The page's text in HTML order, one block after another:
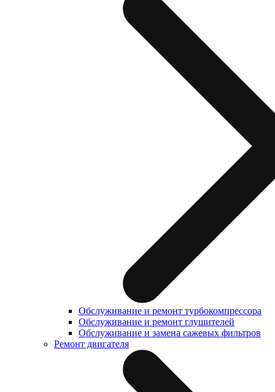
Обслуживание и ремонт турбокомпрессора
Обслуживание и ремонт глушителей
Обслуживание и замена сажевых фильтров
Ремонт двигателя